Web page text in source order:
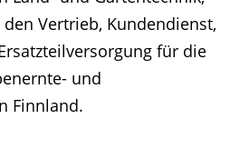
Vertrieb, Kundendienst,
für die
und
Finnland.